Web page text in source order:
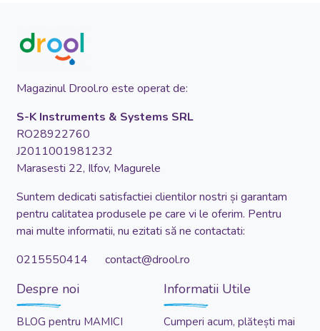
Magazinul Drool.ro este operat de:
S-K Instruments & Systems SRL
RO28922760
J2011001981232
Marasesti 22, Ilfov, Magurele
Suntem dedicati satisfactiei clientilor nostri și garantam
pentru calitatea produsele pe care vi le oferim. Pentru
mai multe informatii, nu ezitati să ne contactati:
0215550414 contact@drool.ro
Despre noi
BLOG pentru MAMICI
Informatii Utile
Cumperi acum, plătești mai